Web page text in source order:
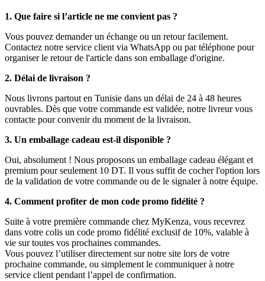
1. Que faire si l’article ne me convient pas ?
Vous pouvez demander un échange ou un retour facilement.
Contactez notre service client via WhatsApp ou par téléphone pour
organiser le retour de l'article dans son emballage d'origine.
2. Délai de livraison ?
Nous livrons partout en Tunisie dans un délai de 24 à 48 heures
ouvrables. Dès que votre commande est validée, notre livreur vous
contacte pour convenir du moment de la livraison.
3. Un emballage cadeau est-il disponible ?
Oui, absolument ! Nous proposons un emballage cadeau élégant et
premium pour seulement 10 DT. Il vous suffit de cocher l'option lors
de la validation de votre commande ou de le signaler à notre équipe.
4. Comment profiter de mon code promo fidélité ?
Suite à votre première commande chez MyKenza, vous recevrez
dans votre colis un code promo fidélité exclusif de 10%, valable à
vie sur toutes vos prochaines commandes.
Vous pouvez l’utiliser directement sur notre site lors de votre
prochaine commande, ou simplement le communiquer à notre
service client pendant l’appel de confirmation.